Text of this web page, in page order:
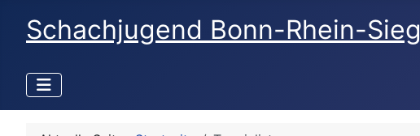
Schachjugend Bonn-Rhein-Sieg